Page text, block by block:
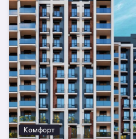
Комфорт